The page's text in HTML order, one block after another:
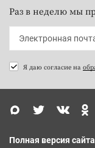
Раз в неделю мы
Я даю согласие на
Полная версия сайта